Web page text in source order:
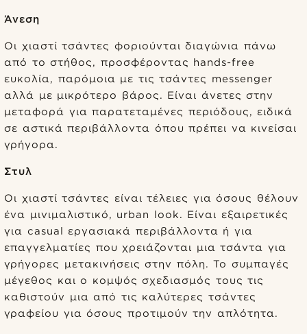
Άνεση
Οι χιαστί τσάντες φοριούνται διαγώνια πάνω
από το στήθος, προσφέροντας hands-free
ευκολία, παρόμοια με τις τσάντες messenger
αλλά με μικρότερο βάρος. Είναι άνετες στην
μεταφορά για παρατεταμένες περιόδους, ειδικά
σε αστικά περιβάλλοντα όπου πρέπει να κινείσαι
γρήγορα.
Στυλ
Οι χιαστί τσάντες είναι τέλειες για όσους θέλουν
ένα μινιμαλιστικό, urban look. Είναι εξαιρετικές
για casual εργασιακά περιβάλλοντα ή για
επαγγελματίες που χρειάζονται μια τσάντα για
γρήγορες μετακινήσεις στην πόλη. Το συμπαγές
μέγεθος και ο κομψός σχεδιασμός τους τις
καθιστούν μια από τις καλύτερες τσάντες
γραφείου για όσους προτιμούν την απλότητα.